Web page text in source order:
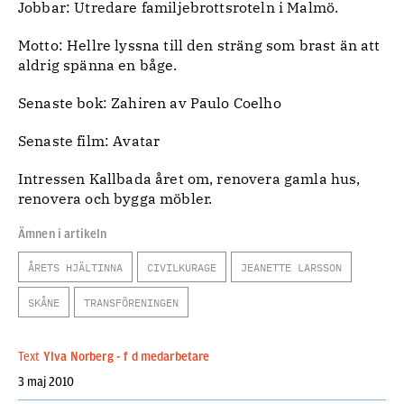
Jobbar: Utredare familjebrottsroteln i Malmö.
Motto: Hellre lyssna till den sträng som brast än att
aldrig spänna en båge.
Senaste bok: Zahiren av Paulo Coelho
Senaste film: Avatar
Intressen Kallbada året om, renovera gamla hus,
renovera och bygga möbler.
Ämnen i artikeln
ÅRETS HJÄLTINNA CIVILKURAGE JEANETTE LARSSON
SKÅNE TRANSFÖRENINGEN
Text Ylva Norberg - f d medarbetare
3 maj 2010